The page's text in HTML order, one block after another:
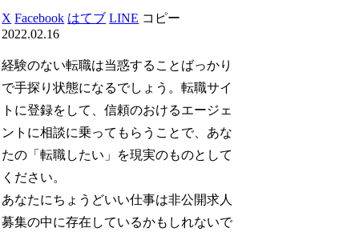
X Facebook はてブ LINE コピー
2022.02.16
経験のない転職は当惑することばっかり
で手探り状態になるでしょう。転職サイ
トに登録をして、信頼のおけるエージェ
ントに相談に乗ってもらうことで、あな
たの「転職したい」を現実のものとして
ください。
あなたにちょうどいい仕事は非公開求人
募集の中に存在しているかもしれないで